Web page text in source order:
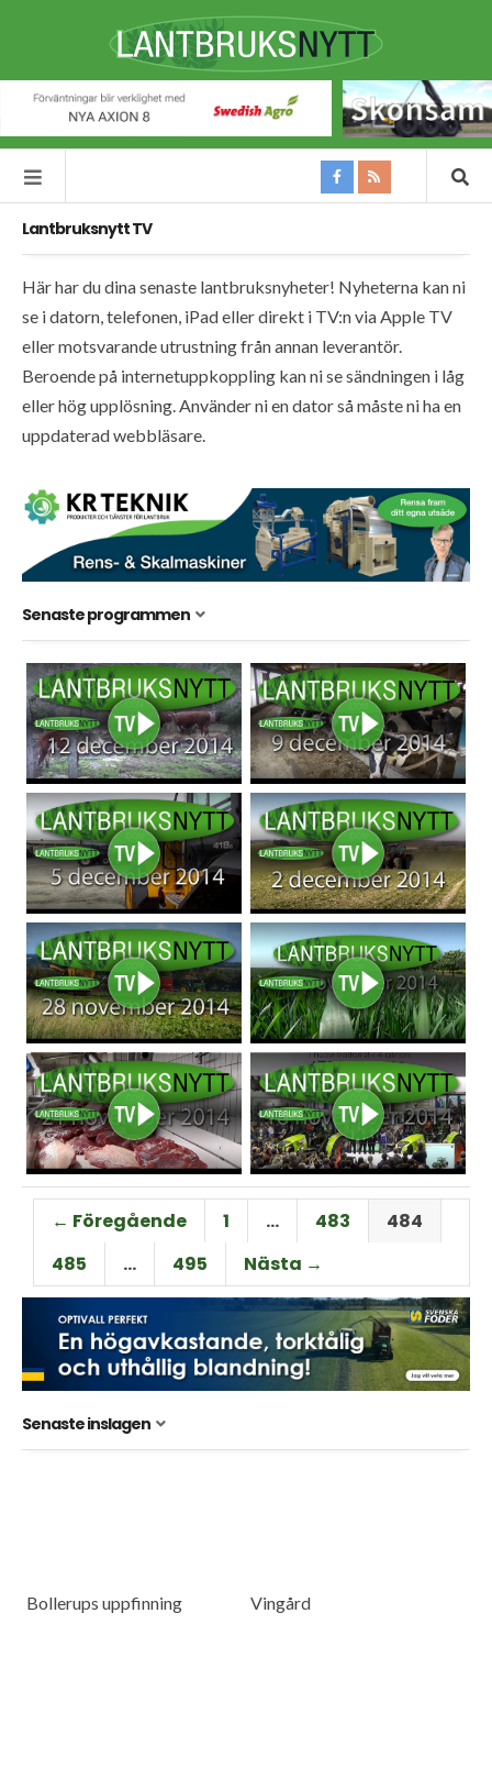
Lantbruksnytt TV
Här har du dina senaste lantbruksnyheter! Nyheterna kan ni
se i datorn, telefonen, iPad eller direkt i TV:n via Apple TV
eller motsvarande utrustning från annan leverantör.
Beroende på internetuppkoppling kan ni se sändningen i låg
eller hög upplösning. Använder ni en dator så måste ni ha en
uppdaterad webbläsare.
Senaste programmen
← Föregående 1 … 483
484
485
… 495 Nästa →
Senaste inslagen
Bollerups uppfinning Vingård